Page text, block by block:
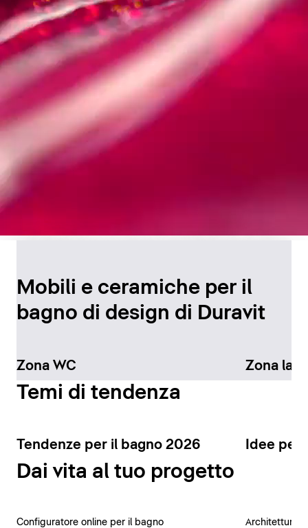
il bagno
Scopri di più
Mobili e ceramiche per il
bagno di design di Duravit
Zona WC Zona
Temi di tendenza
Tendenze per il bagno 2026 Idee per
Dai vita al tuo progetto
Configuratore online per il bagno Architettura